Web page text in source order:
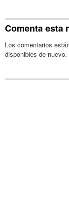
Comenta esta
Los comentarios
disponibles de nuevo.